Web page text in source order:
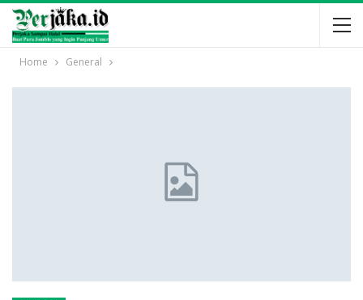
Home General